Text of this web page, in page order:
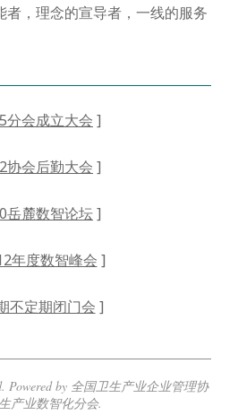
者，理念的宣导者，一线的服务
分会成立大会 ]
协会后勤大会 ]
岳麓数智论坛]
年度数智峰会 ]
不定期闭门会 ]
Powered by 全国卫生产业企业管理协
产业数智化分会.